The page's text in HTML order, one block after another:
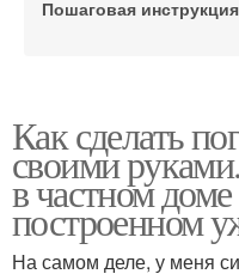
Пошаговая инструкция
строительство
Поэтапное
Как сделать
своими
в частном
построенном
На самом деле, у меня